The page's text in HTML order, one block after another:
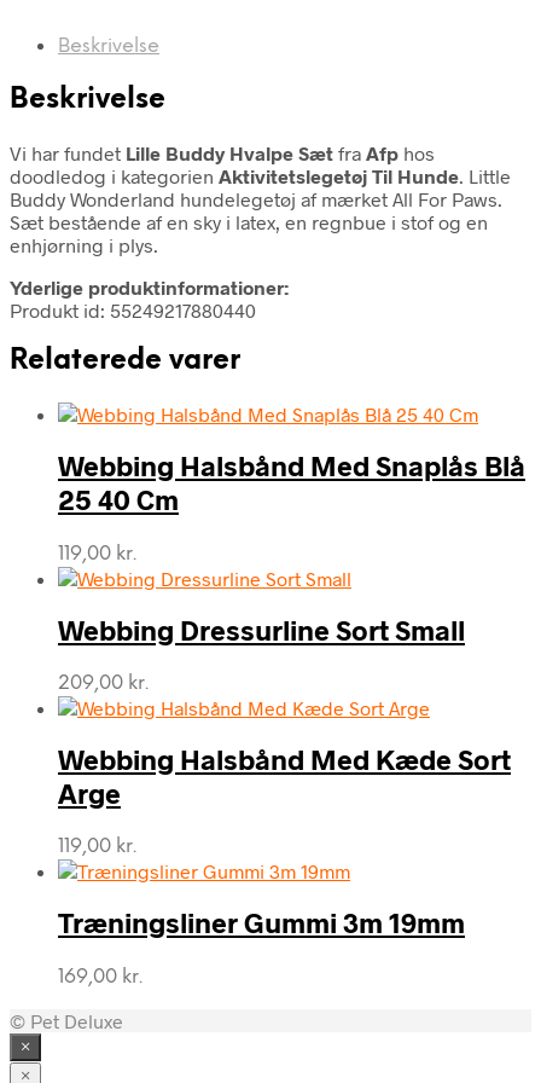
Beskrivelse
Beskrivelse
Vi har fundet Lille Buddy Hvalpe Sæt fra Afp hos
doodledog i kategorien Aktivitetslegetøj Til Hunde. Little
Buddy Wonderland hundelegetøj af mærket All For Paws.
Sæt bestående af en sky i latex, en regnbue i stof og en
enhjørning i plys.
Yderlige produktinformationer:
Produkt id: 55249217880440
Relaterede varer
Webbing Halsbånd Med Snaplås Blå
25 40 Cm
119,00 kr.
Webbing Dressurline Sort Small
209,00 kr.
Webbing Halsbånd Med Kæde Sort
Arge
119,00 kr.
Træningsliner Gummi 3m 19mm
169,00 kr.
© Pet Deluxe
×
×